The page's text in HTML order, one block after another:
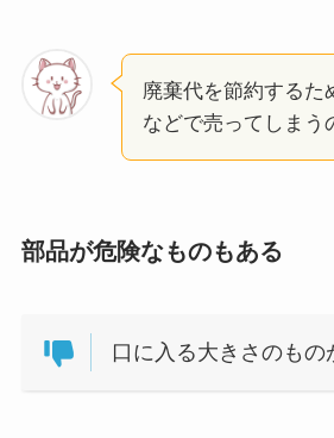
廃棄代を節約するた
などで売ってしまう
部品が危険なものもある
口に入る大きさのもの